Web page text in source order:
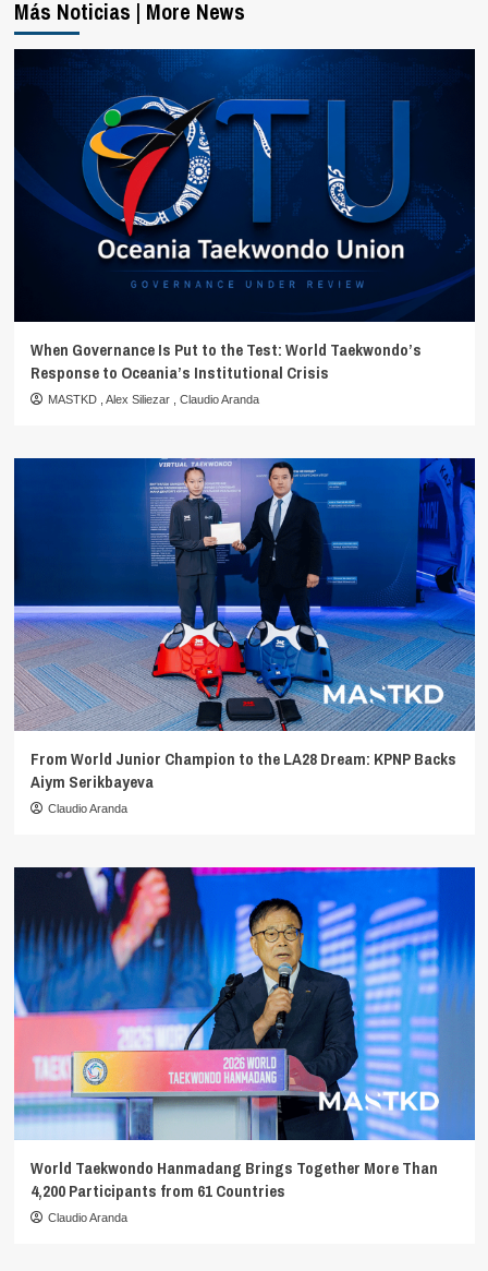
Más Noticias | More News
When Governance Is Put to the Test: World Taekwondo’s
Response to Oceania’s Institutional Crisis
MASTKD Alex Siliezar Claudio Aranda
From World Junior Champion to the LA28 Dream: KPNP Backs
Aiym Serikbayeva
Claudio Aranda
World Taekwondo Hanmadang Brings Together More Than
4,200 Participants from 61 Countries
Claudio Aranda